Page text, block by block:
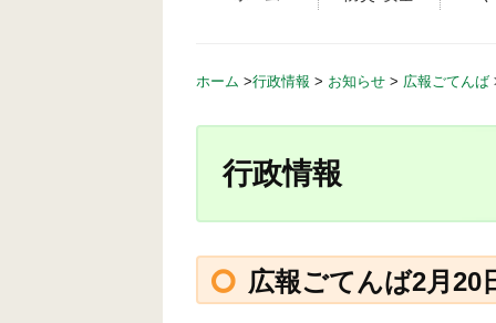
ホーム >行政情報 > お知らせ > 広報ごてんば
行政情報
広報ごてんば2月20